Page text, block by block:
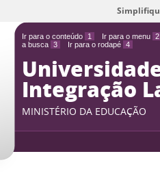
Ir para o conteúdo 1 Ir para o menu 2
a busca 3 Ir para o rodapé 4
Integração
MINISTÉRIO DA EDUCAÇÃO